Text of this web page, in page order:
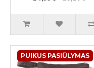
PUIKUS PASIŪLYMAS